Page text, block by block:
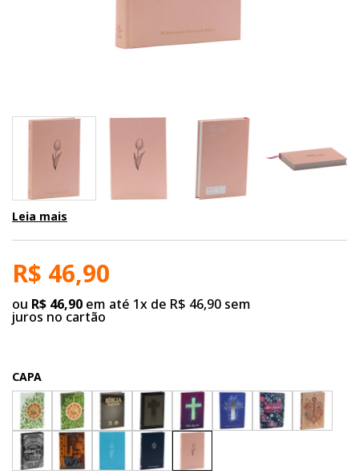
Leia mais
R$ 46,90
ou R$ 46,90 em até 1x de R$ 46,90 sem
juros no cartão
CAPA